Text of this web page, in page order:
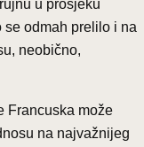
u prosjeku
se odmah prelilo i na
neobično,
Francuska može
na najvažnijeg